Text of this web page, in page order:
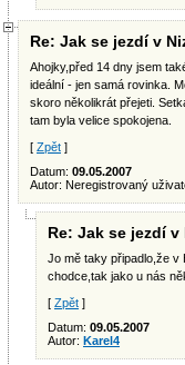
Re: Jak se jezdí v
Ahojky,před 14 dny jsem
ideální - jen samá rovinka.
skoro několikrát přejeti.
tam byla velice spokojena.
[ Zpět ]
Datum: 09.05.2007
Autor: Neregistrovaný
Re: Jak se jezdí v
Jo mě taky připadlo,že v
chodce,tak jako u nás
[ Zpět ]
Datum: 09.05.2007
Autor: Karel4